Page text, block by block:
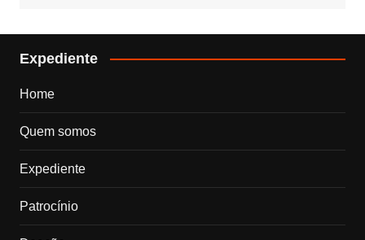
Expediente
Home
Quem somos
Expediente
Patrocínio